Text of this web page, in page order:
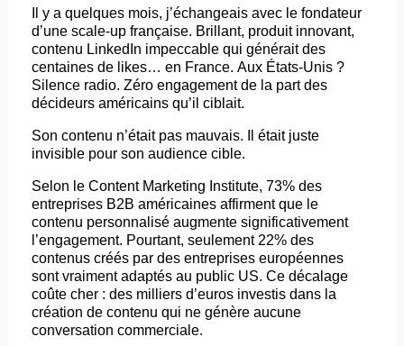
Il y a quelques mois, j’échangeais avec le fondateur
d’une scale-up française. Brillant, produit innovant,
contenu LinkedIn impeccable qui générait des
centaines de likes… en France. Aux États-Unis ?
Silence radio. Zéro engagement de la part des
décideurs américains qu’il ciblait.
Son contenu n’était pas mauvais. Il était juste
invisible pour son audience cible.
Selon le Content Marketing Institute, 73% des
entreprises B2B américaines affirment que le
contenu personnalisé augmente significativement
l’engagement. Pourtant, seulement 22% des
contenus créés par des entreprises européennes
sont vraiment adaptés au public US. Ce décalage
coûte cher : des milliers d’euros investis dans la
création de contenu qui ne génère aucune
conversation commerciale.